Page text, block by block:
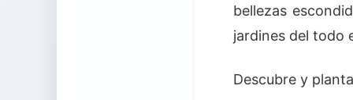
bellezas
jardines del todo
Descubre y